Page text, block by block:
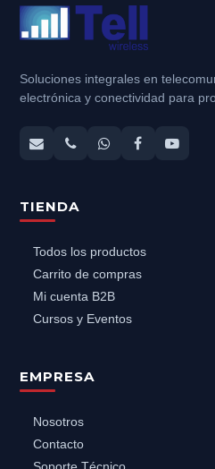
Soluciones integrales en
electrónica y conectividad para
TIENDA
Todos los productos
Carrito de compras
Mi cuenta B2B
Cursos y Eventos
EMPRESA
Nosotros
Contacto